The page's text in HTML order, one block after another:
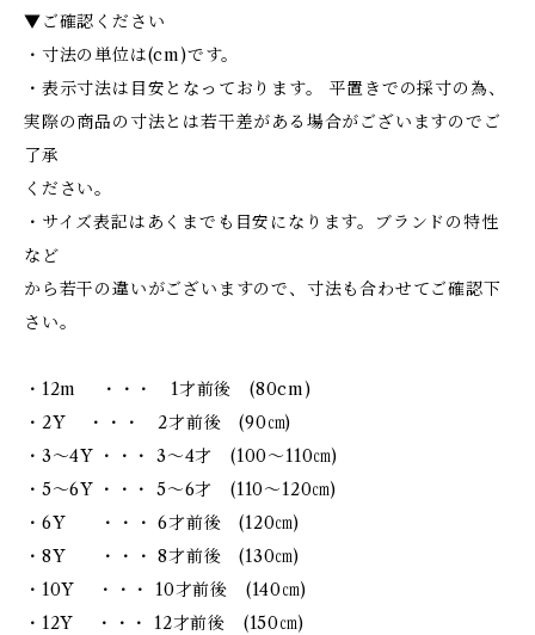
▼ご確認ください
・寸法の単位は(cm)です。
・表示寸法は目安となっております。 平置きでの採寸の為、
実際の商品の寸法とは若干差がある場合がございますのでご
了承
ください。
・サイズ表記はあくまでも目安になります。ブランドの特性
など
から若干の違いがございますので、寸法も合わせてご確認下
さい。
・12m ・・・ 1才前後 (80cm)
・2Y ・・・ 2才前後 (90㎝)
・3～4Y ・・・ 3～4才 (100～110㎝)
・5～6Y ・・・ 5～6才 (110～120㎝)
・6Y ・・・ 6才前後 (120㎝)
・8Y ・・・ 8才前後 (130㎝)
・10Y ・・・ 10才前後 (140㎝)
・12Y ・・・ 12才前後 (150㎝)